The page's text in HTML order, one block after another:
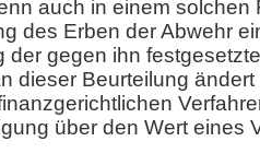
auch in einem solchen
des Erben der Abwehr
der gegen ihn
dieser Beurteilung
über den Wert eines